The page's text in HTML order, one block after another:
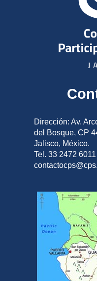
Dirección: Av.
del Bosque, CP
Jalisco, México.
Tel. 33 2472